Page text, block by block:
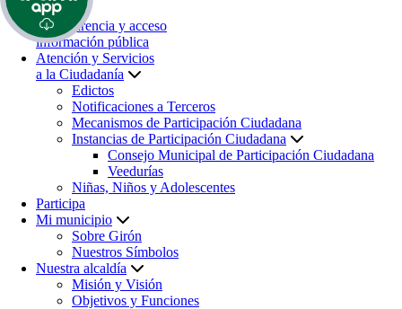
Inicio
Transparencia y acceso
información pública
Atención y Servicios
a la Ciudadanía
Edictos
Notificaciones a Terceros
Mecanismos de Participación Ciudadana
Instancias de Participación Ciudadana
Consejo Municipal de Participación Ciudadana
Veedurías
Niñas, Niños y Adolescentes
Participa
Mi municipio
Sobre Girón
Nuestros Símbolos
Nuestra alcaldía
Misión y Visión
Objetivos y Funciones